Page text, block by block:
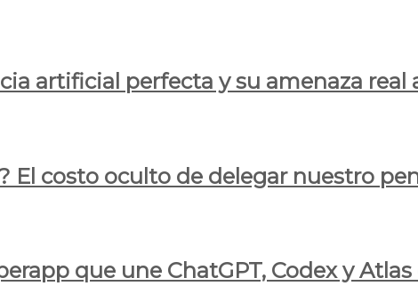
artificial perfecta y su amenaza real
El costo oculto de delegar nuestro
que une ChatGPT, Codex y